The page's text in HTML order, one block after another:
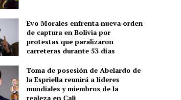
Evo Morales enfrenta nueva orden
de captura en Bolivia por
protestas que paralizaron
carreteras durante 53 días
Toma de posesión de Abelardo de
la Espriella reunirá a líderes
mundiales y miembros de la
realeza en Cali